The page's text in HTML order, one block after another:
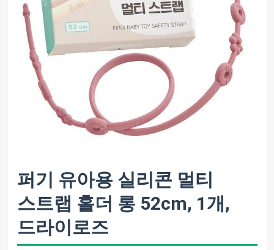
퍼기 유아용 실리콘 멀티
스트랩 홀더 롱 52cm, 1개,
드라이로즈